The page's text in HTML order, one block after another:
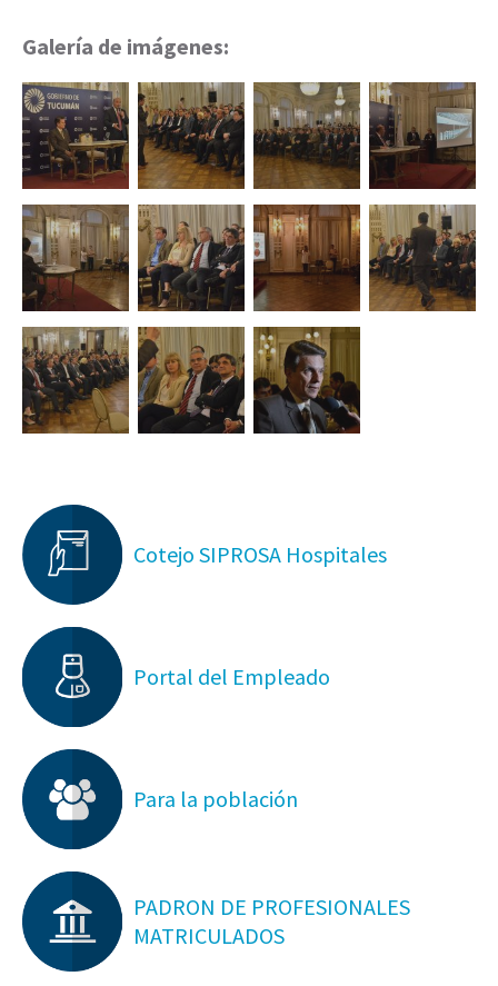
Galería de imágenes:
Cotejo SIPROSA Hospitales
Portal del Empleado
Para la población
PADRON DE PROFESIONALES
MATRICULADOS